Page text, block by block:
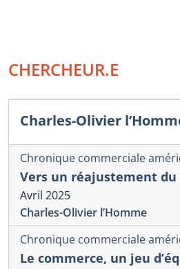
CHERCHEUR.E
Charles-Olivier
Chronique commerciale
Vers un réajustement du
Avril 2025
Charles-Olivier l’Homme
Chronique commerciale
Le commerce, un jeu